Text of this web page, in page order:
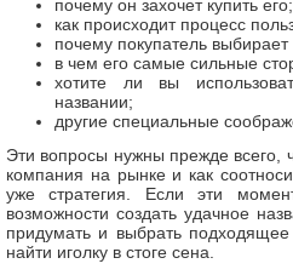
почему он захочет купить его;
как происходит процесс
почему покупатель
в чем его самые сильные
хотите ли вы
названии;
другие специальные
Эти вопросы нужны прежде всего,
компания на рынке и как
уже стратегия. Если эти
возможности создать удачное
придумать и выбрать
найти иголку в стоге сена.